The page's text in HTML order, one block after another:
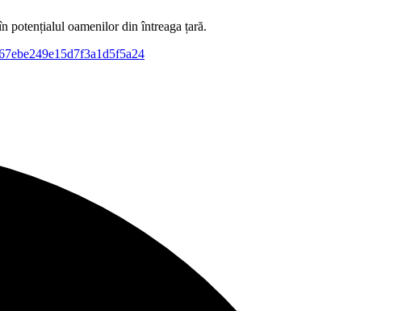
potențialul oamenilor din întreaga țară.